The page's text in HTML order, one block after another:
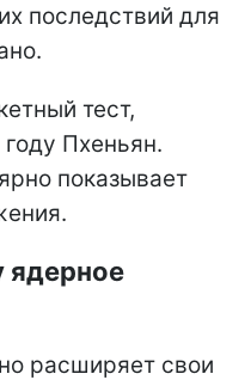
последствий для
тест,
Пхеньян.
показывает
ядерное
расширяет свои